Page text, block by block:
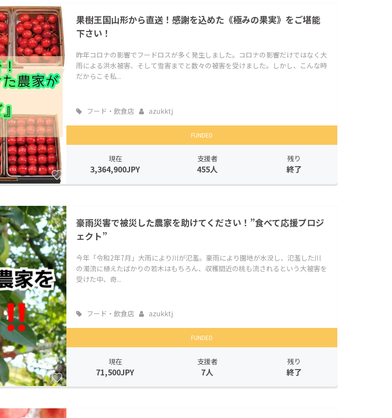
for Social Good
CAMPFIRE Creation
ふるさと納税
machi-ya
果樹王国山形から直送！感謝を込めた《極みの果実》をご堪能
下さい！
昨年コロナの影響でフードロスが多く発生しました。コロナの影響だけではなく大
雨による洪水被害、そして雪害までと数々の被害を受けました。しかし、こんな時
だからこそ私...
フード・飲食店 azukktj
FUNDED
現在
3,364,900JPY
支援者
455人
残り
終了
豪雨災害で被災した農家を助けてください！”食べて応援プロジ
ェクト”
今年「令和2年7月」大雨により川が氾濫。豪雨により園地が水没し、氾濫した川
の濁流に植えたばかりの若木はもちろん、収穫間近の桃も流されるという大被害を
受けた中、奇...
フード・飲食店 azukktj
FUNDED
現在
71,500JPY
支援者
7人
残り
終了